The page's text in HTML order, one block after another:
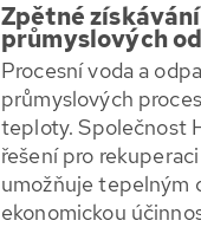
Zpětné
průmyslových
Procesní voda a
průmyslových
teploty. Společnost
řešení pro
umožňuje tepelným
ekonomickou